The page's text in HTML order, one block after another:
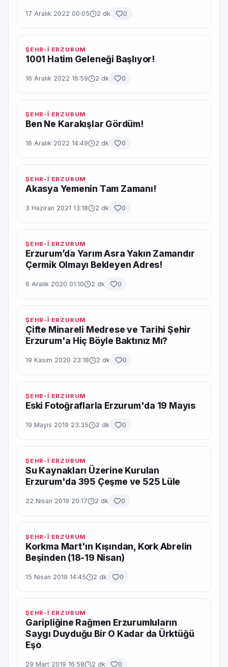
17 Aralık 2022 00:05 2 dk 0
ŞEHR-İ ERZURUM
1001 Hatim Geleneği Başlıyor!
16 Aralık 2022 16:59 2 dk 0
ŞEHR-İ ERZURUM
Ben Ne Karakışlar Gördüm!
16 Aralık 2022 14:49 2 dk 0
ŞEHR-İ ERZURUM
Akasya Yemenin Tam Zamanı!
3 Haziran 2021 13:18 2 dk 0
ŞEHR-İ ERZURUM
Erzurum’da Yarım Asra Yakın Zamandır
Çermik Olmayı Bekleyen Adres!
6 Aralık 2020 01:10 2 dk 0
ŞEHR-İ ERZURUM
Çifte Minareli Medrese ve Tarihi Şehir
Erzurum'a Hiç Böyle Baktınız Mı?
19 Kasım 2020 23:18 2 dk 0
ŞEHR-İ ERZURUM
Eski Fotoğraflarla Erzurum'da 19 Mayıs
19 Mayıs 2019 23:35 2 dk 0
ŞEHR-İ ERZURUM
Su Kaynakları Üzerine Kurulan
Erzurum'da 395 Çeşme ve 525 Lüle
22 Nisan 2019 20:17 2 dk 0
ŞEHR-İ ERZURUM
Korkma Mart'ın Kışından, Kork Abrelin
Beşinden (18-19 Nisan)
15 Nisan 2019 14:45 2 dk 0
ŞEHR-İ ERZURUM
Garipliğine Rağmen Erzurumluların
Saygı Duyduğu Bir O Kadar da Ürktüğü
Eşo
29 Mart 2019 16:58 2 dk 0